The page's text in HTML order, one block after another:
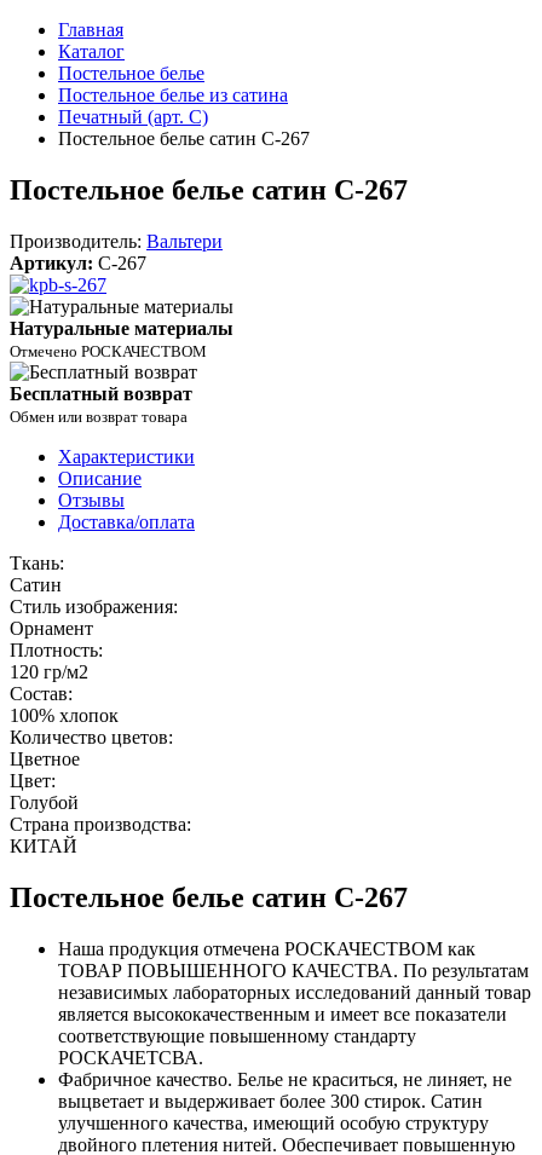
Главная
Каталог
Постельное белье
Постельное белье из сатина
Печатный (арт. С)
Постельное белье сатин С-267
Постельное белье сатин С-267
Производитель: Вальтери
Артикул: C-267
Натуральные материалы
Отмечено РОСКАЧЕСТВОМ
Бесплатный возврат
Обмен или возврат товара
Характеристики
Описание
Отзывы
Доставка/оплата
Ткань:
Сатин
Стиль изображения:
Орнамент
Плотность:
120 гр/м2
Состав:
100% хлопок
Количество цветов:
Цветное
Цвет:
Голубой
Страна производства:
КИТАЙ
Постельное белье сатин С-267
Наша продукция отмечена РОСКАЧЕСТВОМ как
ТОВАР ПОВЫШЕННОГО КАЧЕСТВА. По результатам
независимых лабораторных исследований данный товар
является высококачественным и имеет все показатели
соответствующие повышенному стандарту
РОСКАЧЕТСВА.
Фабричное качество. Белье не краситься, не линяет, не
выцветает и выдерживает более 300 стирок. Сатин
улучшенного качества, имеющий особую структуру
двойного плетения нитей. Обеспечивает повышенную